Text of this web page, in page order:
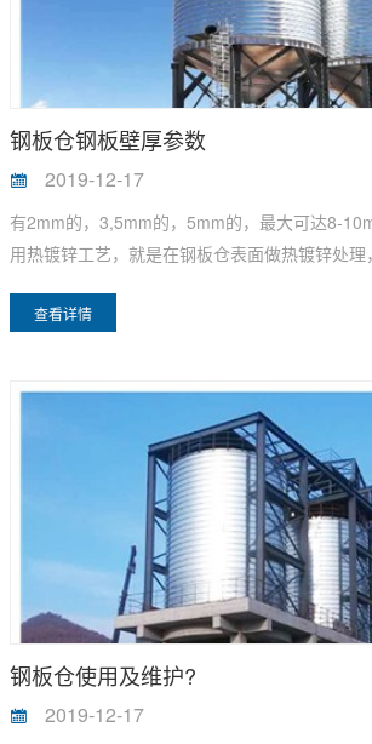
钢板仓钢板壁厚参数
2019-12-17
有2mm的，3,5mm的，5mm的，最大可达8-
用热镀锌工艺，就是在钢板仓表面做热镀锌处
查看详情
钢板仓使用及维护?
2019-12-17